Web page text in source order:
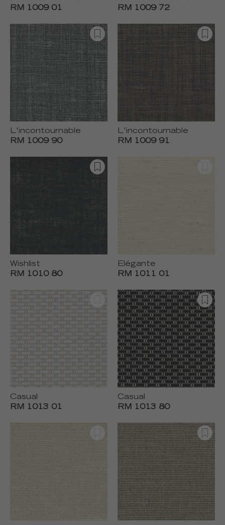
RM 1009 01
RM 1009 72
L'incontournable
RM 1009 90
L'incontournable
RM 1009 91
Wishlist
RM 1010 80
Elégante
RM 1011 01
Casual
RM 1013 01
Casual
RM 1013 80